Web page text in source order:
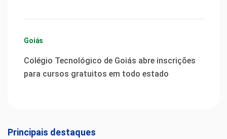
Goiás
Colégio Tecnológico de Goiás abre inscrições
para cursos gratuitos em todo estado
Principais destaques